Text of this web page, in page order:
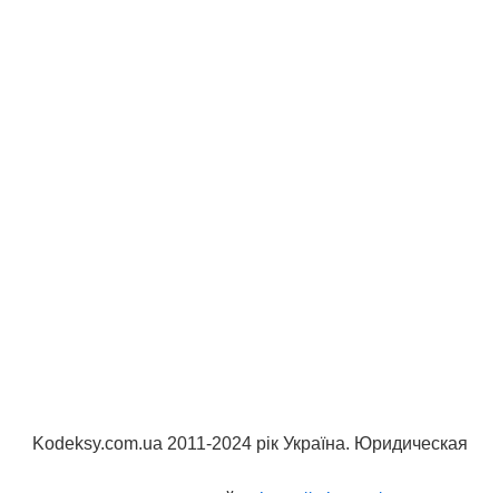
Kodeksy.com.ua 2011-2024 рік Україна. Юридическая